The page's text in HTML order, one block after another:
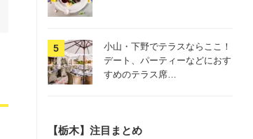
小山・下野でテラスならここ！
デート、パーティーなどにおす
すめのテラス席…
【栃木】注目まとめ